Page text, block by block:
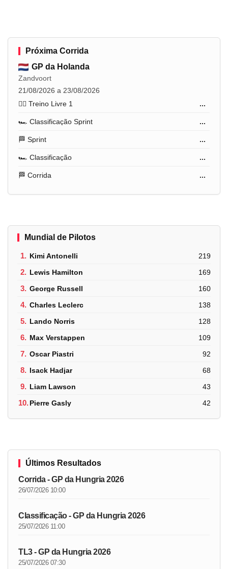
Próxima Corrida
GP da Holanda
Zandvoort
21/08/2026 a 23/08/2026
🏋️‍♂️ Treino Livre 1
...
🏎️ Classificação Sprint ...
🏁 Sprint ...
🏎️ Classificação ...
🏁 Corrida ...
Mundial de Pilotos
1. Kimi Antonelli 219
2. Lewis Hamilton 169
3. George Russell 160
4. Charles Leclerc 138
5. Lando Norris 128
6. Max Verstappen 109
7. Oscar Piastri 92
8. Isack Hadjar 68
9. Liam Lawson 43
10.Pierre Gasly 42
Últimos Resultados
Corrida - GP da Hungria 2026
26/07/2026 10:00
Classificação - GP da Hungria 2026
25/07/2026 11:00
TL3 - GP da Hungria 2026
25/07/2026 07:30